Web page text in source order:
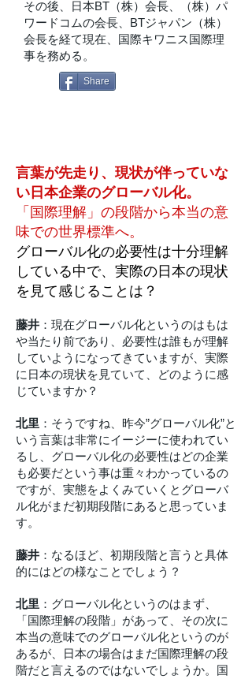
その後、日本BT（株）会長、（株）パ
ワードコムの会長、BTジャパン（株）
会長を経て現在、国際キワニス国際理
事を務める。
Share
言葉が先走り、現状が伴っていな
い日本企業のグローバル化。
「国際理解」の段階から本当の意
味での世界標準へ。
グローバル化の必要性は十分理解
している中で、実際の日本の現状
を見て感じることは？
藤井 ：現在グローバル化というのはもは
や当たり前であり、必要性は誰もが理解
していようになってきていますが、実際
に日本の現状を見ていて、どのように感
じていますか？
北里 ：そうですね、昨今”グローバル化”と
いう言葉は非常にイージーに使われてい
るし、グローバル化の必要性はどの企業
も必要だという事は重々わかっているの
ですが、実態をよくみていくとグローバ
ル化がまだ初期段階にあると思っていま
す。
藤井 ：なるほど、初期段階と言うと具体
的にはどの様なことでしょう？
北里 ：グローバル化というのはまず、
「国際理解の段階」があって、その次に
本当の意味でのグローバル化というのが
あるが、日本の場合はまだ国際理解の段
階だと言えるのではないでしょうか。国